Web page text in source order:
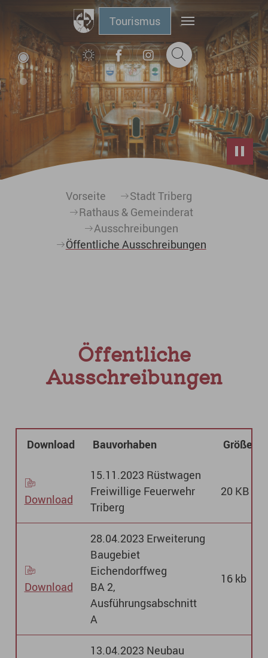
Zum Hauptinhalt springen
Tourismus
Vorseite
Stadt Triberg
Rathaus & Gemeinderat
Ausschreibungen
Öffentliche Ausschreibungen
Öffentliche
Ausschreibungen
Download Bauvorhaben Größe
Download
15.11.2023 Rüstwagen
Freiwillige Feuerwehr
Triberg
20 KB
Download
28.04.2023 Erweiterung
Baugebiet
Eichendorffweg
BA 2,
Ausführungsabschnitt
A
16 kb
13.04.2023 Neubau